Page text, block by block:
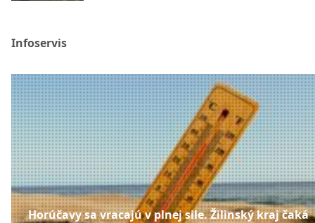
Infoservis
Horúčavy sa vracajú v plnej sile. Žilinský kraj čaká